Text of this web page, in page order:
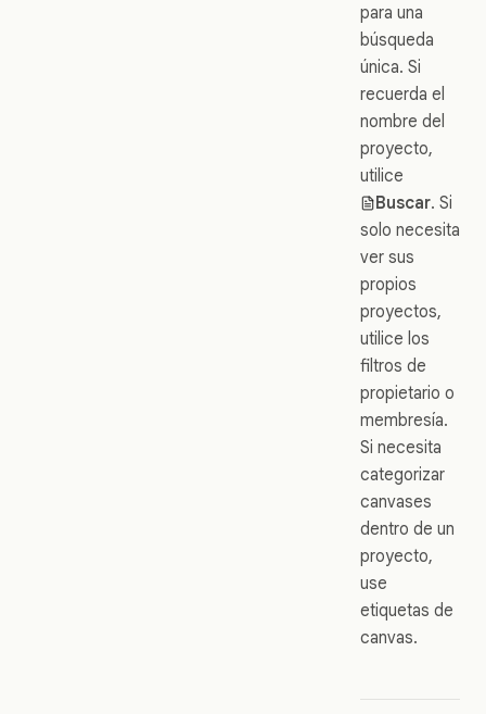
para una
búsqueda
única. Si
recuerda el
nombre del
proyecto,
utilice
Buscar. Si
solo necesita
ver sus
propios
proyectos,
utilice los
filtros de
propietario o
membresía.
Si necesita
categorizar
canvases
dentro de un
proyecto,
use
etiquetas de
canvas.